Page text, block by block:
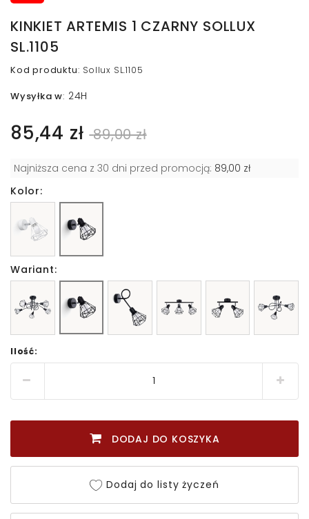
KINKIET ARTEMIS 1 CZARNY SOLLUX
SL.1105
Kod produktu: Sollux SL.1105
Wysyłka w: 24H
85,44 zł 89,00 zł
Najniższa cena z 30 dni przed promocją: 89,00 zł
Kolor:
Wariant:
Ilość:
DODAJ DO KOSZYKA
Dodaj do listy życzeń